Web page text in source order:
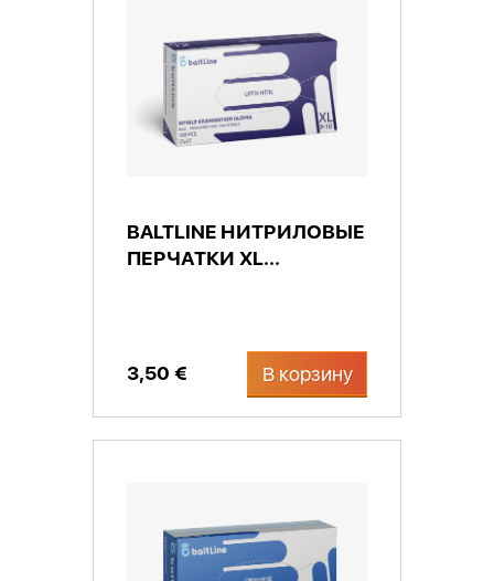
BALTLINE НИТРИЛОВЫЕ
ПЕРЧАТКИ XL...
3,50 € В корзину